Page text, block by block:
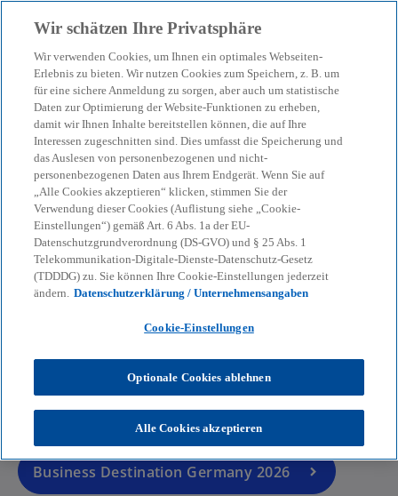
menu search
Business Destination
Germany 2024
Internationale Investoren sehen Chancen am
Wirtschaftsstandort Deutschland, bemängeln aber
zugleich sich verschlechternde Standortfaktoren
KPMG Themen
Geopolitics & Defence
Eine aktuelle Ausgane mit frischen
Umfrageergebnissen der KPMG-Studie finden Sie
hier:
Business Destination Germany 2026
Wir schätzen Ihre Privatsphäre
Wir verwenden Cookies, um Ihnen ein optimales Webseiten-
Erlebnis zu bieten. Wir nutzen Cookies zum Speichern, z. B. um
für eine sichere Anmeldung zu sorgen, aber auch um statistische
Daten zur Optimierung der Website-Funktionen zu erheben,
damit wir Ihnen Inhalte bereitstellen können, die auf Ihre
Interessen zugeschnitten sind. Dies umfasst die Speicherung und
das Auslesen von personenbezogenen und nicht-
personenbezogenen Daten aus Ihrem Endgerät. Wenn Sie auf
„Alle Cookies akzeptieren“ klicken, stimmen Sie der
Verwendung dieser Cookies (Auflistung siehe „Cookie-
Einstellungen“) gemäß Art. 6 Abs. 1a der EU-
Datenschutzgrundverordnung (DS-GVO) und § 25 Abs. 1
Telekommunikation-Digitale-Dienste-Datenschutz-Gesetz
(TDDDG) zu. Sie können Ihre Cookie-Einstellungen jederzeit
ändern. Datenschutzerklärung / Unternehmensangaben
Cookie-Einstellungen
Optionale Cookies ablehnen
Alle Cookies akzeptieren